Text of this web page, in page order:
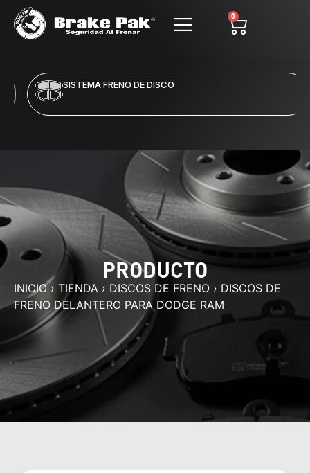
0
SISTEMA FRENO DE DISCO
PRODUCTO
INICIO› TIENDA › DISCOS DE FRENO › DISCOS DE
FRENO DELANTERO PARA DODGE RAM